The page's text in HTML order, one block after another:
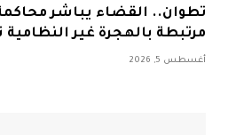
مرتبطة بالهجرة غير
أغسطس 5, 2026